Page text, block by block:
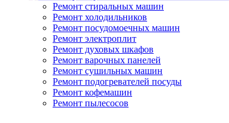
Ремонт стиральных машин
Ремонт холодильников
Ремонт посудомоечных машин
Ремонт электроплит
Ремонт духовых шкафов
Ремонт варочных панелей
Ремонт сушильных машин
Ремонт подогревателей посуды
Ремонт кофемашин
Ремонт пылесосов